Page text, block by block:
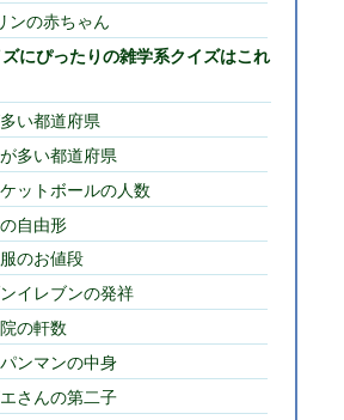
ンの赤ちゃん
にぴったりの雑学系クイズはこれ
多い都道府県
が多い都道府県
ケットボールの人数
自由形
のお値段
ンイレブンの発祥
の軒数
パンマンの中身
エさんの第二子